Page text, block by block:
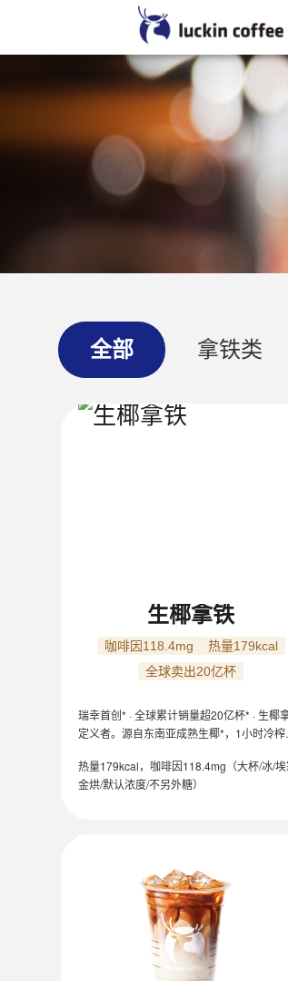
产品信息
全部 拿铁类
全部
生椰拿铁
咖啡因118.4mg
热量179kcal
全球卖出20亿杯
瑞幸首创* · 全球累计销量超20亿杯* · 生椰
定义者。源自东南亚成熟生椰*，1小时冷榨
交织，口感丝滑，口味微甜。
热量179kcal，咖啡因118.4mg（大杯/冰/
金烘/默认浓度/不另外糖）